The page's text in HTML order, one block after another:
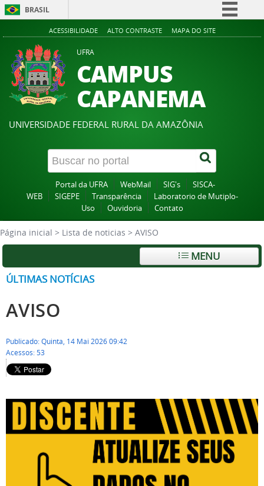
BRASIL
Simplifique!
Participe
Acesso à informação
Legislação
Canais
ACESSIBILIDADE ALTO CONTRASTE MAPA DO SITE
UFRA
CAMPUS
CAPANEMA
UNIVERSIDADE FEDERAL RURAL DA AMAZÔNIA
Portal da UFRA WebMail SIG's
SISCA-
WEB
SIGEPE Transparência
Laboratorio de Mutiplo-
Uso
Ouvidoria Contato
Página inicial > Lista de noticias > AVISO
MENU
ÚLTIMAS NOTÍCIAS
AVISO
Publicado: Quinta, 14 Mai 2026 09:42
Acessos: 53